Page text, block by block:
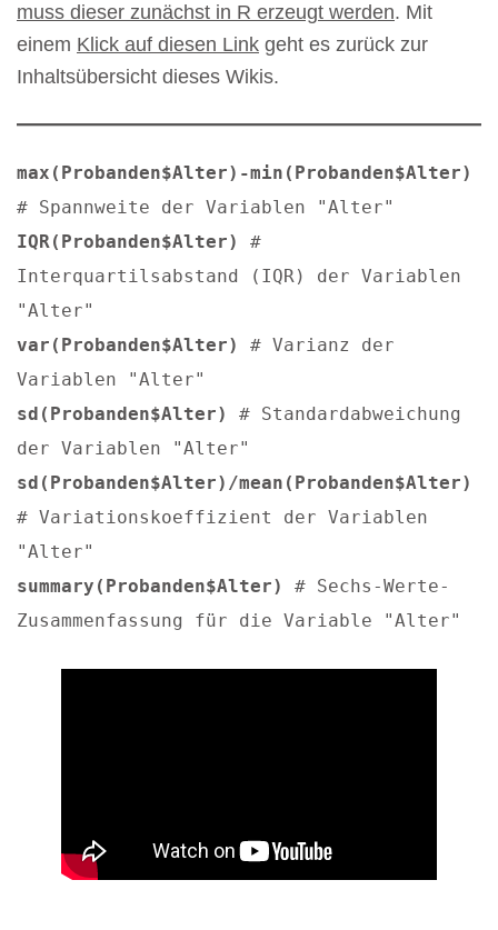
muss dieser zunächst in R erzeugt werden. Mit
einem Klick auf diesen Link geht es zurück zur
Inhaltsübersicht dieses Wikis.
max(Probanden$Alter)-min(Probanden$Alter)
# Spannweite der Variablen "Alter"
IQR(Probanden$Alter)
#
Interquartilsabstand (IQR) der Variablen
"Alter"
var(Probanden$Alter)
# Varianz der
Variablen "Alter"
sd(Probanden$Alter)
# Standardabweichung
der Variablen "Alter"
sd(Probanden$Alter)/mean(Probanden$Alter)
# Variationskoeffizient der Variablen
"Alter"
summary(Probanden$Alter)
# Sechs-Werte-
Zusammenfassung für die Variable "Alter"